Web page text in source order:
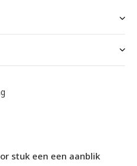
stuk een een aanblik